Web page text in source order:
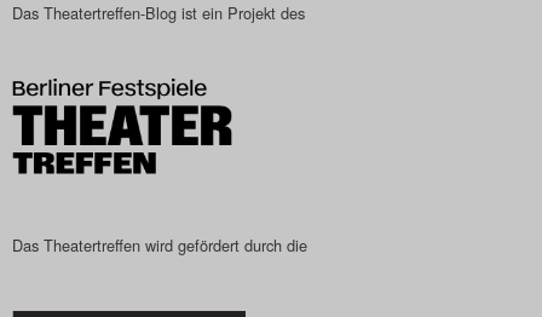
Das Theatertreffen-Blog
Das Theatertreffen-Blog
Das Theatertreffen-Blog
Das Theatertreffen-Blog ist ein Projekt des
Das Theatertreffen wird gefördert durch die